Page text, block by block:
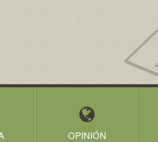
OPINIÓN